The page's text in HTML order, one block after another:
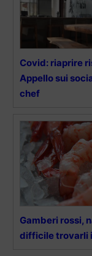
Covid: riaprire
Appello sui
chef
Gamberi rossi,
difficile trovarli